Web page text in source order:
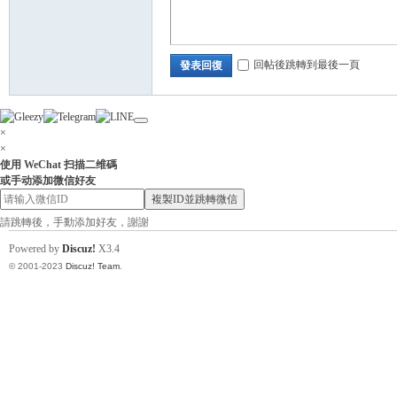
找
發表回復 回帖後跳轉到最後一頁
×
×
使用 WeChat 扫描二维碼
或手动添加微信好友
複製ID並跳轉微信
請跳轉後，手動添加好友，謝謝
Powered by Discuz! X3.4
© 2001-2023 Discuz! Team